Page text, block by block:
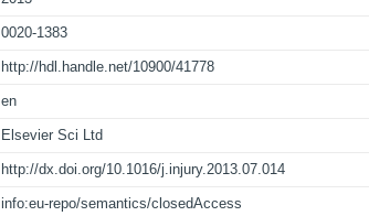
0020-1383
http://hdl.handle.net/10900/41778
en
Elsevier Sci Ltd
http://dx.doi.org/10.1016/j.injury.2013.07.014
info:eu-repo/semantics/closedAccess